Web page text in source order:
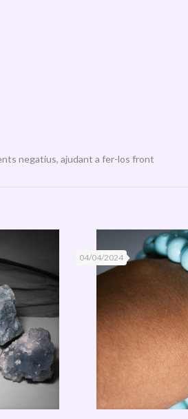
negatius, ajudant a fer-los front
04/04/2024